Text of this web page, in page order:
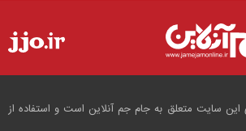
سایت متعلق به جام جم آنلاین است و استفاده از